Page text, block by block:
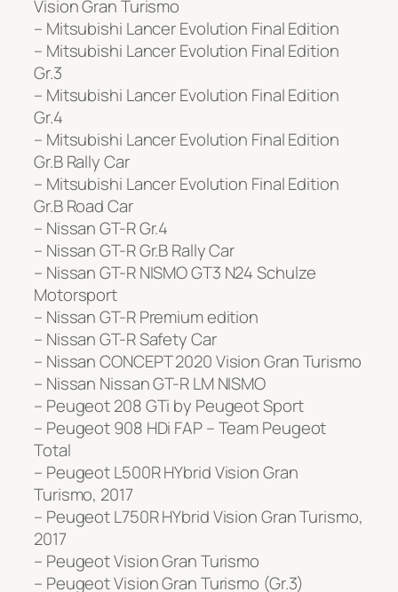
Vision Gran Turismo
– Mitsubishi Lancer Evolution Final Edition
– Mitsubishi Lancer Evolution Final Edition
Gr.3
– Mitsubishi Lancer Evolution Final Edition
Gr.4
– Mitsubishi Lancer Evolution Final Edition
Gr.B Rally Car
– Mitsubishi Lancer Evolution Final Edition
Gr.B Road Car
– Nissan GT-R Gr.4
– Nissan GT-R Gr.B Rally Car
– Nissan GT-R NISMO GT3 N24 Schulze
Motorsport
– Nissan GT-R Premium edition
– Nissan GT-R Safety Car
– Nissan CONCEPT 2020 Vision Gran Turismo
– Nissan Nissan GT-R LM NISMO
– Peugeot 208 GTi by Peugeot Sport
– Peugeot 908 HDi FAP – Team Peugeot
Total
– Peugeot L500R HYbrid Vision Gran
Turismo, 2017
– Peugeot L750R HYbrid Vision Gran Turismo,
2017
– Peugeot Vision Gran Turismo
– Peugeot Vision Gran Turismo (Gr.3)